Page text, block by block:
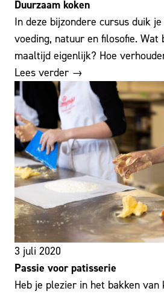
Duurzaam koken
In deze bijzondere cursus duik
voeding, natuur en filosofie. Wat
maaltijd eigenlijk? Hoe
Lees verder →
3 juli 2020
Passie voor patisserie
Heb je plezier in het bakken van